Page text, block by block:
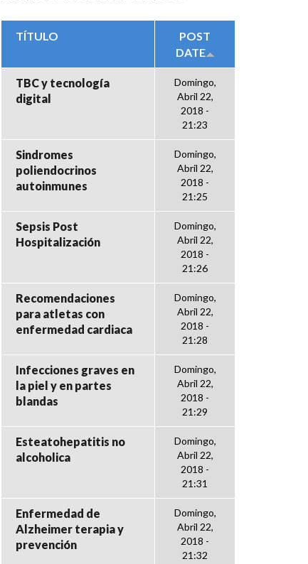
TÍTULO
POST
DATE
TBC y tecnología
digital
Domingo,
Abril 22,
2018 -
21:23
Sindromes
poliendocrinos
autoinmunes
Domingo,
Abril 22,
2018 -
21:25
Sepsis Post
Hospitalización
Domingo,
Abril 22,
2018 -
21:26
Recomendaciones
para atletas con
enfermedad cardiaca
Domingo,
Abril 22,
2018 -
21:28
Infecciones graves en
la piel y en partes
blandas
Domingo,
Abril 22,
2018 -
21:29
Esteatohepatitis no
alcoholica
Domingo,
Abril 22,
2018 -
21:31
Enfermedad de
Alzheimer terapia y
prevención
Domingo,
Abril 22,
2018 -
21:32